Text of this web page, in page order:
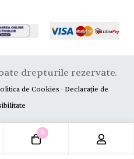
drepturile rezervate.
de Cookies · Declarație de
0